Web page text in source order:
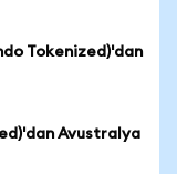
Tokenized)'dan
Avustralya